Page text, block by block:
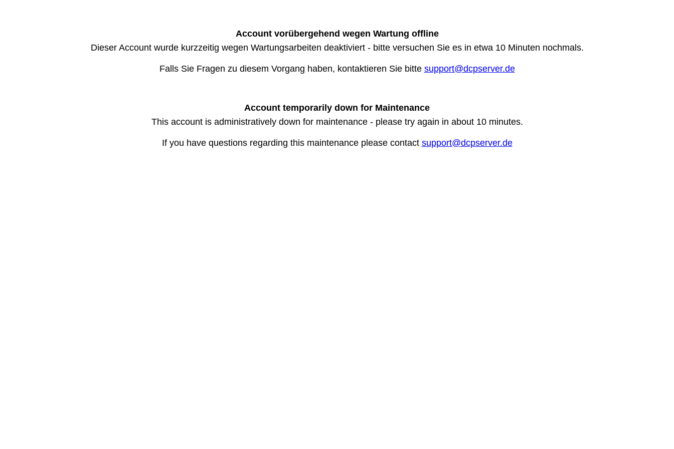
Account vorübergehend wegen Wartung offline
Dieser Account wurde kurzzeitig wegen Wartungsarbeiten deaktiviert - bitte versuchen Sie es in etwa 10 Minuten nochmals.
Falls Sie Fragen zu diesem Vorgang haben, kontaktieren Sie bitte support@dcpserver.de
Account temporarily down for Maintenance
This account is administratively down for maintenance - please try again in about 10 minutes.
If you have questions regarding this maintenance please contact support@dcpserver.de